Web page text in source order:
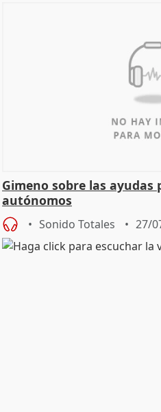
Gimeno sobre las ayudas
autónomos
Sonido Totales 27/